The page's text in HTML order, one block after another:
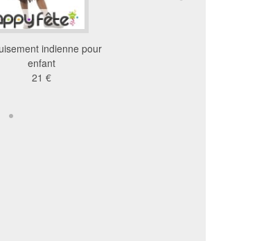
indienne pour
enfant
21 €